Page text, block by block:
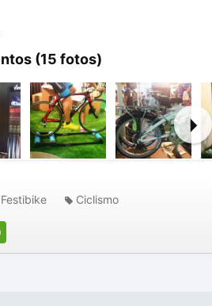
(15 fotos)
Festibike Ciclismo